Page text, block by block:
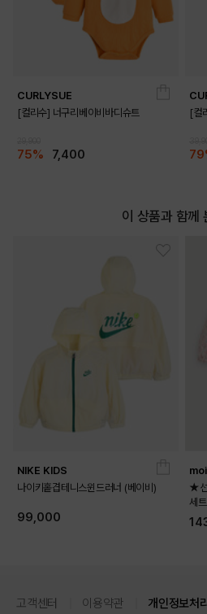
CURLYSUE
[컬리수] 너구리베이비바디슈트
75% 7,400
[컬
이 상품과 함께
NIKE KIDS
나이키홑겹테니스윈드러너 (베이비)
99,000
★선
세
고객센터 이용약관 개인정보처